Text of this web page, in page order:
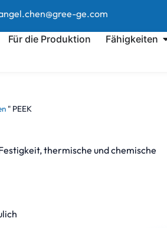
ge.com
Für die Produktion Fähigkeiten
" PEEK
thermische und chemische